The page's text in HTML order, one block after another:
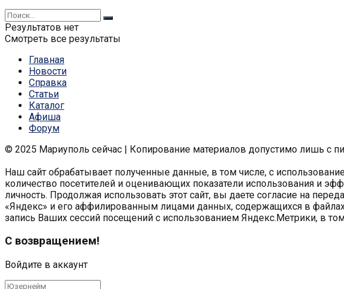
Результатов нет
Смотреть все результаты
Главная
Новости
Справка
Статьи
Каталог
Афиша
Форум
© 2025 Мариуполь сейчас | Копирование материалов допустимо лишь с
Наш сайт обрабатывает полученные данные, в том числе, с
количество посетителей и оценивающих показатели использования и
личность. Продолжая использовать этот сайт, вы даете согласие на
«Яндекс» и его аффилированным лицами данных, содержащихся в
запись Ваших сессий посещений с использованием Яндекс.Метрики, в
С возвращением!
Войдите в аккаунт